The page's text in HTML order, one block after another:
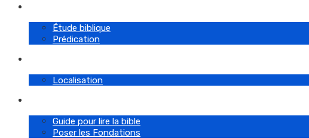
Étude biblique
Prédication
Localisation
Guide pour lire la bible
Poser les Fondations